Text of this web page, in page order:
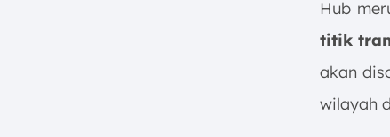
Hub
titik
akan
wilayah